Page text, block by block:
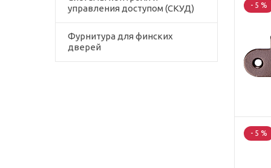
управления доступом (СКУД)
Фурнитура для финских
дверей
- 5 %
- 5 %